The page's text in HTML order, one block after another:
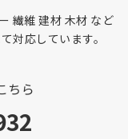
繊維 建材 木材 など
対応しています。
ちら